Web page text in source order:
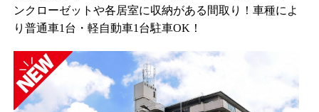
ンクローゼットや各居室に収納がある間取り！車種によ
り普通車1台・軽自動車1台駐車OK！